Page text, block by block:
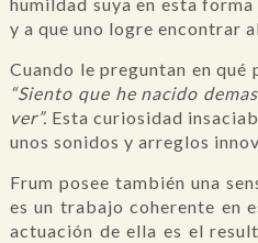
y a que uno logre encontrar
Cuando le preguntan en
“Siento que he nacido
ver”. Esta curiosidad
unos sonidos y arreglos
Frum posee también una
es un trabajo coherente en
actuación de ella es el